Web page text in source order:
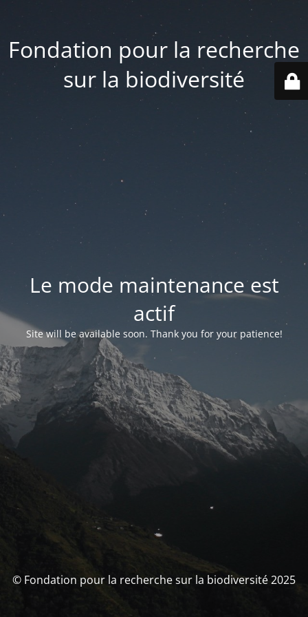
Fondation pour la recherche
sur la biodiversité
Le mode maintenance est
actif
Site will be available soon. Thank you for your patience!
© Fondation pour la recherche sur la biodiversité 2025